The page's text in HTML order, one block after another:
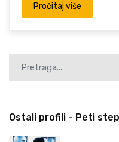
Pročitaj više
Ostali profili - Peti